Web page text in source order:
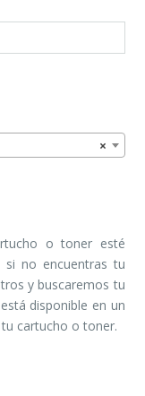
×
o toner esté
si no encuentras tu
y buscaremos tu
disponible en un
cartucho o toner.